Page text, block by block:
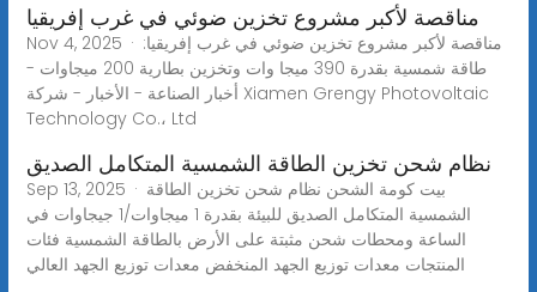
مناقصة لأكبر مشروع تخزين ضوئي في غرب إفريقيا
Nov 4, 2025 · مناقصة لأكبر مشروع تخزين ضوئي في غرب إفريقيا:
طاقة شمسية بقدرة 390 ميجا وات وتخزين بطارية 200 ميجاوات -
أخبار الصناعة - الأخبار - شركة Xiamen Grengy Photovoltaic
Technology Co.، Ltd
نظام شحن تخزين الطاقة الشمسية المتكامل الصديق
Sep 13, 2025 · بيت كومة الشحن نظام شحن تخزين الطاقة
الشمسية المتكامل الصديق للبيئة بقدرة 1 ميجاوات/1 جيجاوات في
الساعة ومحطات شحن مثبتة على الأرض بالطاقة الشمسية فئات
المنتجات معدات توزيع الجهد المنخفض معدات توزيع الجهد العالي